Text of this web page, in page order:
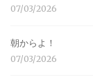
07/03/2026
朝からよ！
07/03/2026